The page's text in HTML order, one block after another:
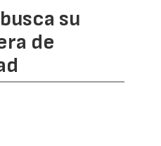
su
de